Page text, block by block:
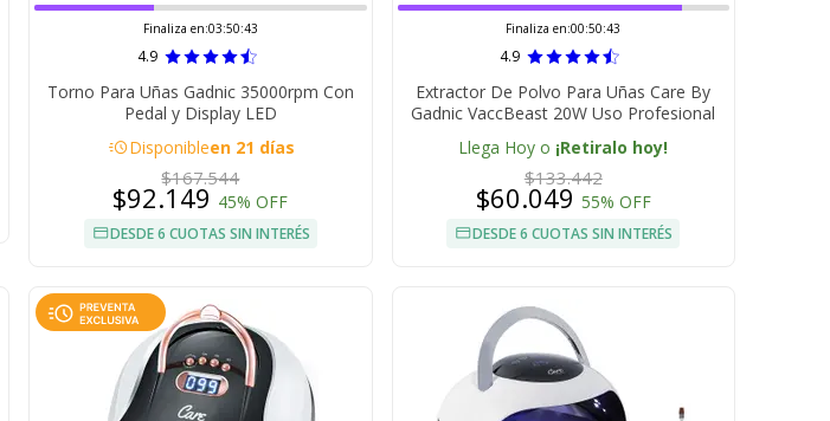
Finaliza en:03:50:42
4.9
Torno Para Uñas Gadnic 35000rpm Con
Pedal y Display LED
acuteDisponibleen 21 días
$167.544
$92.149 45% OFF
DESDE 6 CUOTAS SIN INTERÉS
Finaliza en:00:50:42
4.9
Extractor De Polvo Para Uñas Care By
Gadnic VaccBeast 20W Uso Profesional
Llega Hoy o ¡Retiralo hoy!
$133.442
$60.049 55% OFF
DESDE 6 CUOTAS SIN INTERÉS